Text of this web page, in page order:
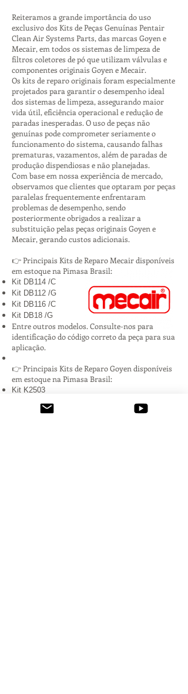
Reiteramos a grande importância do uso
exclusivo dos Kits de Peças Genuínas Pentair
Clean Air Systems Parts, das marcas Goyen e
Mecair, em todos os sistemas de limpeza de
filtros coletores de pó que utilizam válvulas e
componentes originais Goyen e Mecair.
Os kits de reparo originais foram especialmente
projetados para garantir o desempenho ideal
dos sistemas de limpeza, assegurando maior
vida útil, eficiência operacional e redução de
paradas inesperadas. O uso de peças não
genuínas pode comprometer seriamente o
funcionamento do sistema, causando falhas
prematuras, vazamentos, além de paradas de
produção dispendiosas e não planejadas.
Com base em nossa experiência de mercado,
observamos que clientes que optaram por peças
paralelas frequentemente enfrentaram
problemas de desempenho, sendo
posteriormente obrigados a realizar a
substituição pelas peças originais Goyen e
Mecair, gerando custos adicionais.
👉 Principais Kits de Reparo Mecair disponíveis
em estoque na Pimasa Brasil:
Kit DB114 /C
Kit DB112 /G
Kit DB116 /C
Kit DB18 /G
Entre outros modelos. Consulte-nos para
identificação do código correto da peça para sua
aplicação.
👉 Principais Kits de Reparo Goyen disponíveis
em estoque na Pimasa Brasil:
Kit K2503
Kit K2546
Kit K4502